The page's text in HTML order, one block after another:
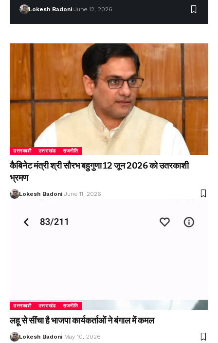
Lokesh Badoni June 12, 2026
उत्तरकाशी उत्तराखंड राजनीति
कैबिनेट मंत्री श्री सौरभ बहुगुणा 12 जून 2026 को उतरकाशी
भ्रमण
Lokesh Badoni June 11, 2026
उत्तरकाशी उत्तराखंड राजनीति
लहू से सींचा है भाजपा कार्यकर्ताओं ने बंगाल में कमल
Lokesh Badoni May 10, 2026